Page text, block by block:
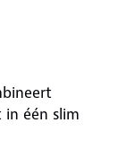
één slim